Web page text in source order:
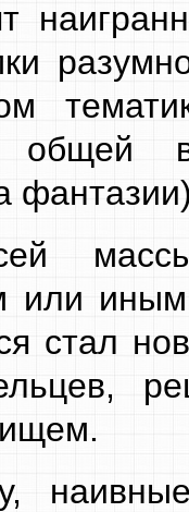
массы
или
стал